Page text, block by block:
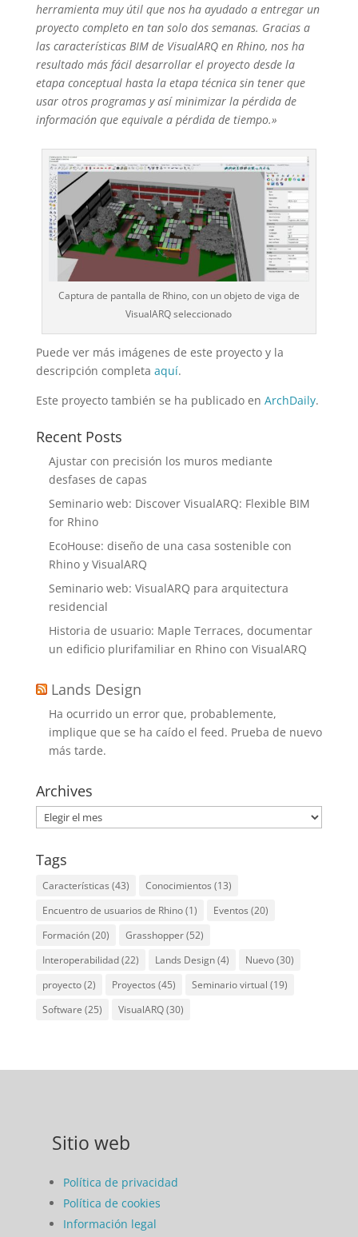
herramienta muy útil que nos ha ayudado a entregar un
proyecto completo en tan solo dos semanas. Gracias a
las características BIM de VisualARQ en Rhino, nos ha
resultado más fácil desarrollar el proyecto desde la
etapa conceptual hasta la etapa técnica sin tener que
usar otros programas y así minimizar la pérdida de
información que equivale a pérdida de tiempo.»
Captura de pantalla de Rhino, con un objeto de viga de
VisualARQ seleccionado
Puede ver más imágenes de este proyecto y la
descripción completa aquí.
Este proyecto también se ha publicado en ArchDaily.
Recent Posts
Ajustar con precisión los muros mediante
desfases de capas
Seminario web: Discover VisualARQ: Flexible BIM
for Rhino
EcoHouse: diseño de una casa sostenible con
Rhino y VisualARQ
Seminario web: VisualARQ para arquitectura
residencial
Historia de usuario: Maple Terraces, documentar
un edificio plurifamiliar en Rhino con VisualARQ
Lands Design
Ha ocurrido un error que, probablemente,
implique que se ha caído el feed. Prueba de nuevo
más tarde.
Archives
Archives
Tags
Características (43) Conocimientos (13)
Encuentro de usuarios de Rhino(1) Eventos (20)
Formación(20) Grasshopper(52)
Interoperabilidad(22) Lands Design(4) Nuevo(30)
proyecto(2) Proyectos (45) Seminario virtual (19)
Software (25) VisualARQ(30)
Sitio web
Política de privacidad
Política de cookies
Información legal